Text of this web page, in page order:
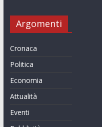
Argomenti
Cronaca
Politica
Economia
Attualità
Eventi